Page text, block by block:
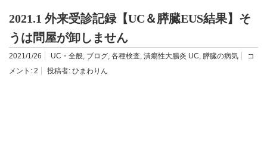
2021.1 外来受診記録【UC＆膵臓EUS結果】そ
うは問屋が卸しません
2021/1/26 UC・全般, ブログ, 各種検査, 潰瘍性大腸炎 UC, 膵臓の病気
コ
メント: 2 投稿者: ひまわりん